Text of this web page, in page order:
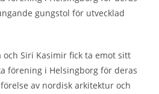
gungstol för utvecklad
och Siri Kasimir fick ta emot sitt
förening i Helsingborg för deras
av nordisk arkitektur och